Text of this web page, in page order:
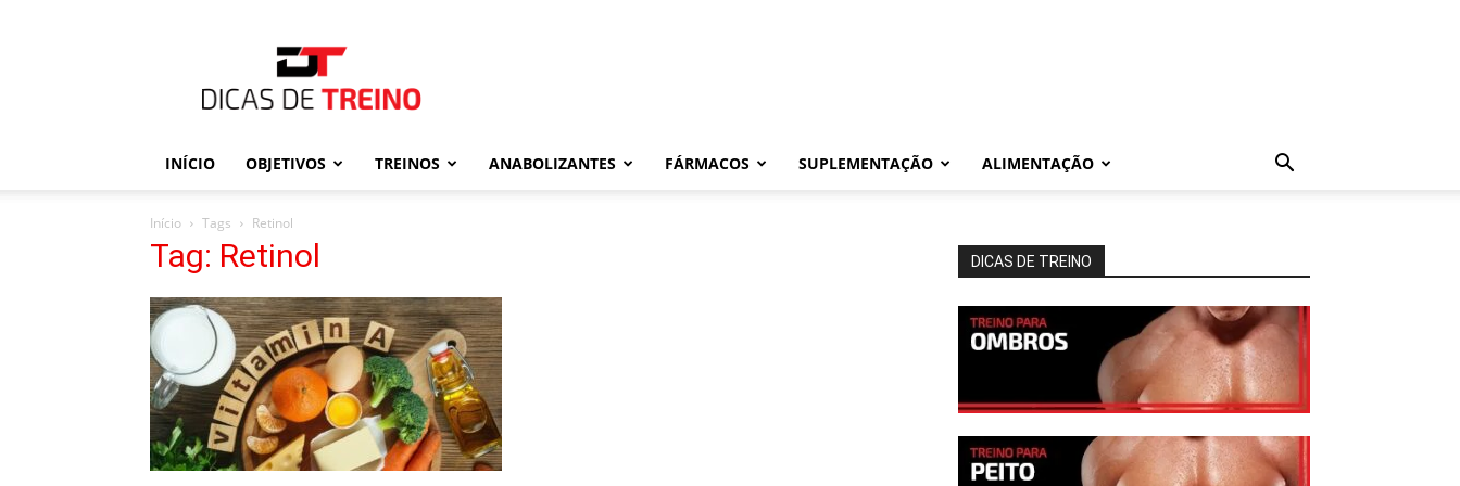
de
Treino
INÍCIO OBJETIVOS TREINOS ANABOLIZANTES FÁRMACOS SUPLEMENTAÇÃO ALIMENTAÇÃO
Início Tags Retinol
Tag: Retinol DICAS DE TREINO